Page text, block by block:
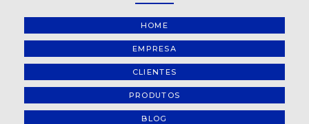
HOME
EMPRESA
CLIENTES
PRODUTOS
BLOG